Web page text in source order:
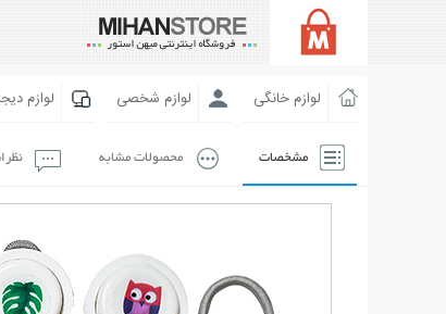
لوازم خانگی لوازم شخصی لوازم
مشخصات محصولات مشابه